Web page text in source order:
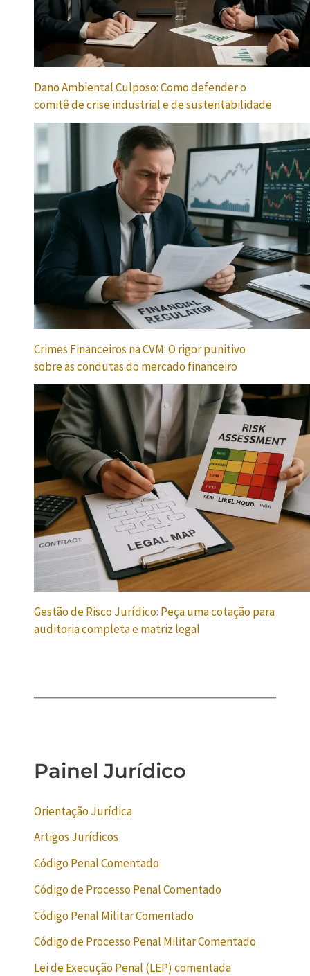
Dano Ambiental Culposo: Como defender o
comitê de crise industrial e de sustentabilidade
Crimes Financeiros na CVM: O rigor punitivo
sobre as condutas do mercado financeiro
Gestão de Risco Jurídico: Peça uma cotação para
auditoria completa e matriz legal
Painel Jurídico
Orientação Jurídica
Artigos Jurídicos
Código Penal Comentado
Código de Processo Penal Comentado
Código Penal Militar Comentado
Código de Processo Penal Militar Comentado
Lei de Execução Penal (LEP) comentada